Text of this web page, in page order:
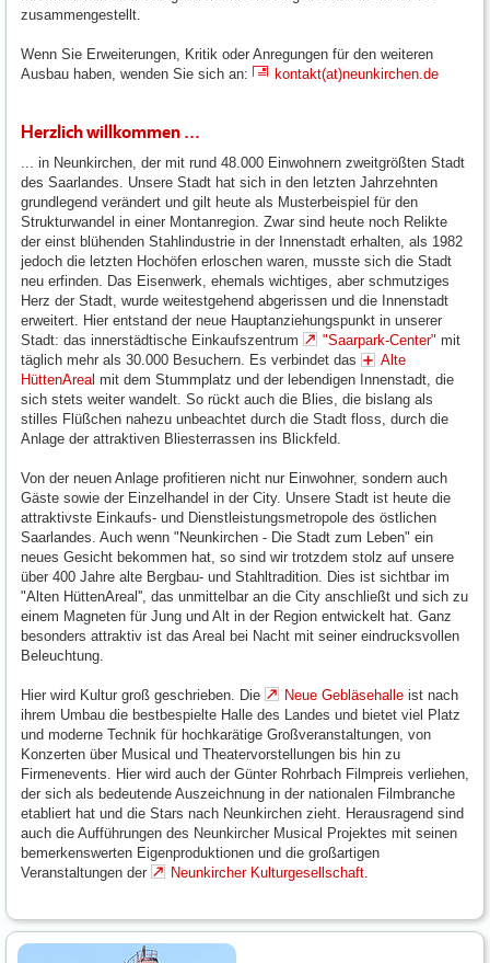
zusammengestellt.
Wenn Sie Erweiterungen, Kritik oder Anregungen für den weiteren
Ausbau haben, wenden Sie sich an:
kontakt(at)neunkirchen.de
Herzlich willkommen ...
... in Neunkirchen, der mit rund 48.000 Einwohnern zweitgrößten Stadt
des Saarlandes. Unsere Stadt hat sich in den letzten Jahrzehnten
grundlegend verändert und gilt heute als Musterbeispiel für den
Strukturwandel in einer Montanregion. Zwar sind heute noch Relikte
der einst blühenden Stahlindustrie in der Innenstadt erhalten, als 1982
jedoch die letzten Hochöfen erloschen waren, musste sich die Stadt
neu erfinden. Das Eisenwerk, ehemals wichtiges, aber schmutziges
Herz der Stadt, wurde weitestgehend abgerissen und die Innenstadt
erweitert. Hier entstand der neue Hauptanziehungspunkt in unserer
Stadt: das innerstädtische Einkaufszentrum
"Saarpark-Center" mit
täglich mehr als 30.000 Besuchern. Es verbindet das
Alte
HüttenAreal mit dem Stummplatz und der lebendigen Innenstadt, die
sich stets weiter wandelt. So rückt auch die Blies, die bislang als
stilles Flüßchen nahezu unbeachtet durch die Stadt floss, durch die
Anlage der attraktiven Bliesterrassen ins Blickfeld.
Von der neuen Anlage profitieren nicht nur Einwohner, sondern auch
Gäste sowie der Einzelhandel in der City. Unsere Stadt ist heute die
attraktivste Einkaufs- und Dienstleistungsmetropole des östlichen
Saarlandes. Auch wenn "Neunkirchen - Die Stadt zum Leben" ein
neues Gesicht bekommen hat, so sind wir trotzdem stolz auf unsere
über 400 Jahre alte Bergbau- und Stahltradition. Dies ist sichtbar im
"Alten HüttenAreal'', das unmittelbar an die City anschließt und sich zu
einem Magneten für Jung und Alt in der Region entwickelt hat. Ganz
besonders attraktiv ist das Areal bei Nacht mit seiner eindrucksvollen
Beleuchtung.
Hier wird Kultur groß geschrieben. Die Neue Gebläsehalle ist nach
ihrem Umbau die bestbespielte Halle des Landes und bietet viel Platz
und moderne Technik für hochkarätige Großveranstaltungen, von
Konzerten über Musical und Theatervorstellungen bis hin zu
Firmenevents. Hier wird auch der Günter Rohrbach Filmpreis verliehen,
der sich als bedeutende Auszeichnung in der nationalen Filmbranche
etabliert hat und die Stars nach Neunkirchen zieht. Herausragend sind
auch die Aufführungen des Neunkircher Musical Projektes mit seinen
bemerkenswerten Eigenproduktionen und die großartigen
Veranstaltungen der
Neunkircher Kulturgesellschaft